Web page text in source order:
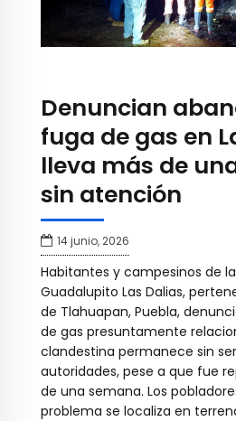
Denuncian
fuga de gas en
lleva más de
sin atención
14 junio, 2026
Habitantes y campesinos de
Guadalupito Las Dalias,
de Tlahuapan, Puebla,
de gas presuntamente
clandestina permanece sin
autoridades, pese a que fue
de una semana. Los
problema se localiza en